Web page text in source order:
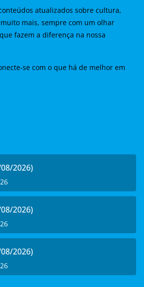
atualizados sobre cultura,
mais, sempre com um olhar
fazem a diferença na nossa
se com o que há de melhor em
2026)
2026)
2026)